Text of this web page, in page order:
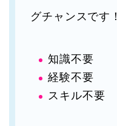
グチャンスです！
知識不要
経験不要
スキル不要